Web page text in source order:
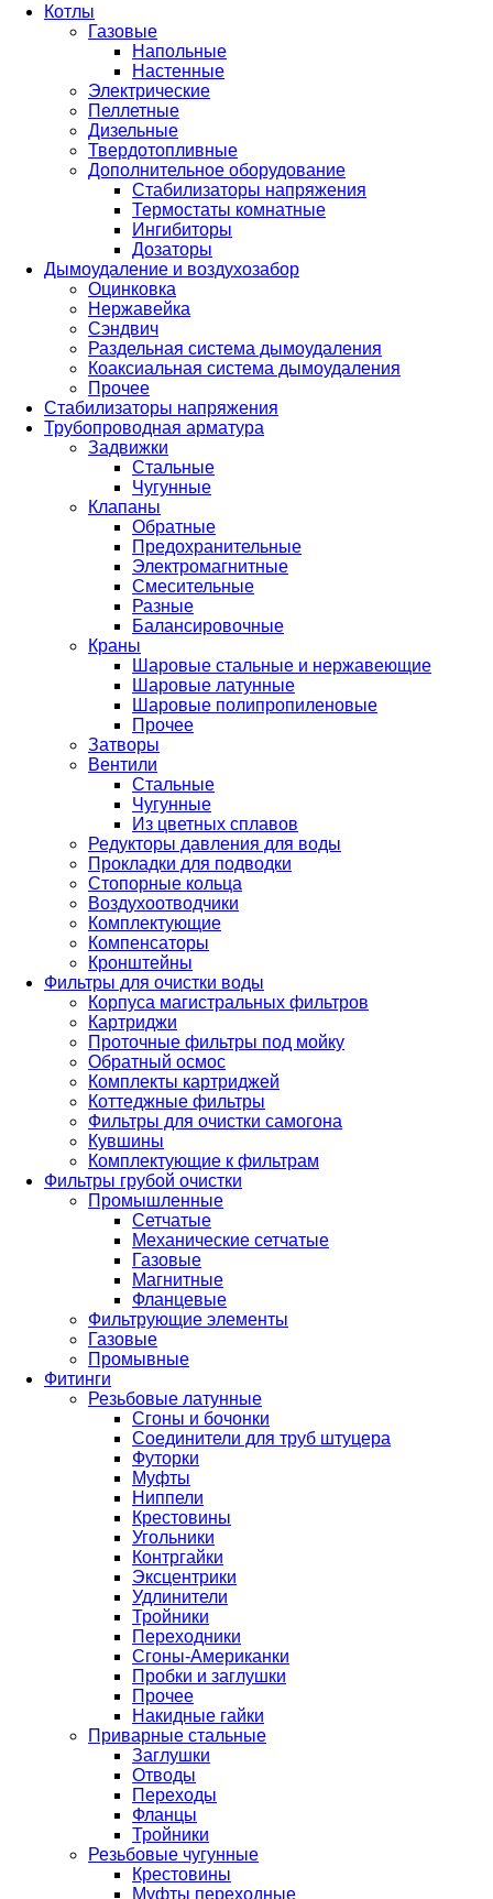
Котлы
Газовые
Напольные
Настенные
Электрические
Пеллетные
Дизельные
Твердотопливные
Дополнительное оборудование
Стабилизаторы напряжения
Термостаты комнатные
Ингибиторы
Дозаторы
Дымоудаление и воздухозабор
Оцинковка
Нержавейка
Сэндвич
Раздельная система дымоудаления
Коаксиальная система дымоудаления
Прочее
Стабилизаторы напряжения
Трубопроводная арматура
Задвижки
Стальные
Чугунные
Клапаны
Обратные
Предохранительные
Электромагнитные
Смесительные
Разные
Балансировочные
Краны
Шаровые стальные и нержавеющие
Шаровые латунные
Шаровые полипропиленовые
Прочее
Затворы
Вентили
Стальные
Чугунные
Из цветных сплавов
Редукторы давления для воды
Прокладки для подводки
Стопорные кольца
Воздухоотводчики
Комплектующие
Компенсаторы
Кронштейны
Фильтры для очистки воды
Корпуса магистральных фильтров
Картриджи
Проточные фильтры под мойку
Обратный осмос
Комплекты картриджей
Коттеджные фильтры
Фильтры для очистки самогона
Кувшины
Комплектующие к фильтрам
Фильтры грубой очистки
Промышленные
Сетчатые
Механические сетчатые
Газовые
Магнитные
Фланцевые
Фильтрующие элементы
Газовые
Промывные
Фитинги
Резьбовые латунные
Сгоны и бочонки
Соединители для труб штуцера
Футорки
Муфты
Ниппели
Крестовины
Угольники
Контргайки
Эксцентрики
Удлинители
Тройники
Переходники
Сгоны-Американки
Пробки и заглушки
Прочее
Накидные гайки
Приварные стальные
Заглушки
Отводы
Переходы
Фланцы
Тройники
Резьбовые чугунные
Крестовины
Муфты переходные